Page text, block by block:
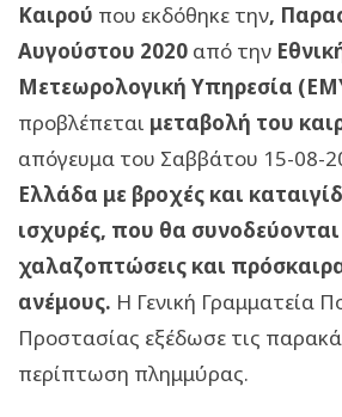
Καιρού που εκδόθηκε την,
Αυγούστου 2020 από την
Μετεωρολογική Υπηρεσία
προβλέπεται μεταβολή του
απόγευμα του Σαββάτου 15-08-
Ελλάδα με βροχές και
ισχυρές, που θα
χαλαζοπτώσεις και
ανέμους. Η Γενική Γραμματεία
Προστασίας εξέδωσε τις
περίπτωση πλημμύρας.